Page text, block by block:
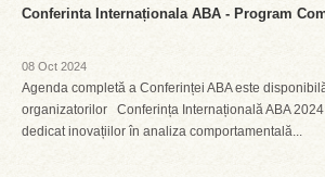
Conferinta Internaționala ABA - Program
08 Oct 2024
Agenda completă a Conferinței ABA este
organizatorilor Conferința Internațională ABA
dedicat inovațiilor în analiza comportamentală...